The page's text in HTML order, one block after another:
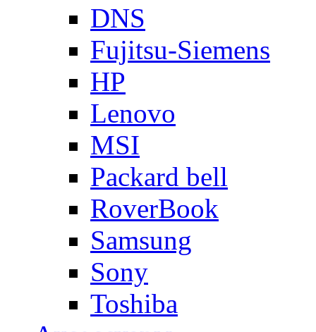
DNS
Fujitsu-Siemens
HP
Lenovo
MSI
Packard bell
RoverBook
Samsung
Sony
Toshiba